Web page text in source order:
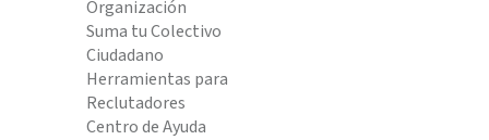
Organización
Suma tu Colectivo
Ciudadano
Herramientas para
Reclutadores
Centro de Ayuda